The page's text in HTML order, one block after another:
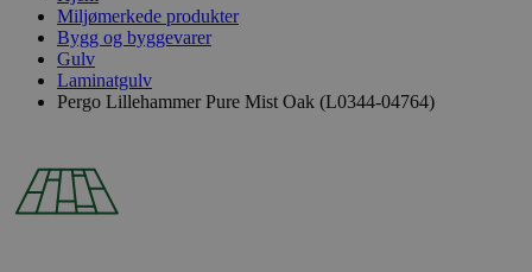
Miljømerkede produkter
Bygg og byggevarer
Gulv
Laminatgulv
Pergo Lillehammer Pure Mist Oak (L0344-04764)